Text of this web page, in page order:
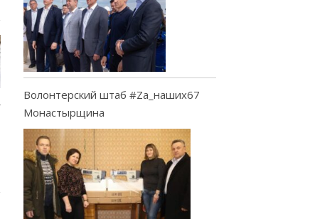
Волонтерский штаб #Za_наших67
Монастырщина